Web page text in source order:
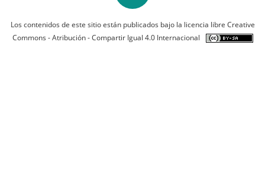
Los contenidos de este sitio están publicados bajo la licencia libre Creative
Commons - Atribución - Compartir Igual 4.0 Internacional